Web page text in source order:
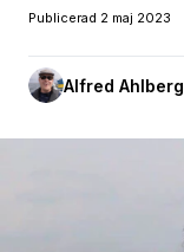
Publicerad 2 maj 2023
Alfred Ahlberg